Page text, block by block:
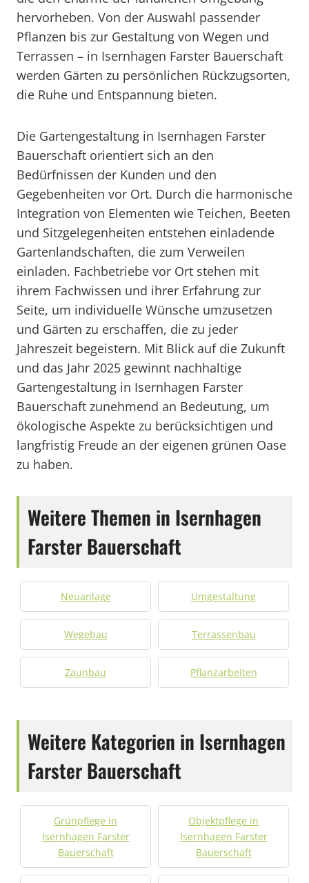
hervorheben. Von der Auswahl passender
Pflanzen bis zur Gestaltung von Wegen und
Terrassen – in Isernhagen Farster Bauerschaft
werden Gärten zu persönlichen Rückzugsorten,
die Ruhe und Entspannung bieten.
Die Gartengestaltung in Isernhagen Farster
Bauerschaft orientiert sich an den
Bedürfnissen der Kunden und den
Gegebenheiten vor Ort. Durch die harmonische
Integration von Elementen wie Teichen, Beeten
und Sitzgelegenheiten entstehen einladende
Gartenlandschaften, die zum Verweilen
einladen. Fachbetriebe vor Ort stehen mit
ihrem Fachwissen und ihrer Erfahrung zur
Seite, um individuelle Wünsche umzusetzen
und Gärten zu erschaffen, die zu jeder
Jahreszeit begeistern. Mit Blick auf die Zukunft
und das Jahr 2025 gewinnt nachhaltige
Gartengestaltung in Isernhagen Farster
Bauerschaft zunehmend an Bedeutung, um
ökologische Aspekte zu berücksichtigen und
langfristig Freude an der eigenen grünen Oase
zu haben.
Weitere Themen in Isernhagen
Farster Bauerschaft
Neuanlage Umgestaltung
Wegebau Terrassenbau
Zaunbau Pflanzarbeiten
Weitere Kategorien in Isernhagen
Farster Bauerschaft
Grünpflege in
Isernhagen Farster
Bauerschaft
Objektpflege in
Isernhagen Farster
Bauerschaft